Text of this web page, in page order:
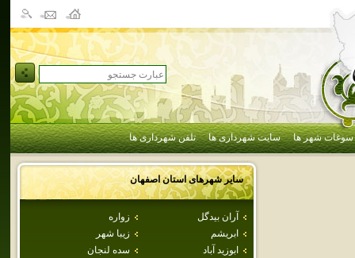
سوغات شهر ها سایت شهرداری ها تلفن شهرداری ها
سایر شهرهای استاناصفهان
آران بيدگل
زواره
ابريشم
زيبا شهر
ابوزيد آباد
سده لنجان